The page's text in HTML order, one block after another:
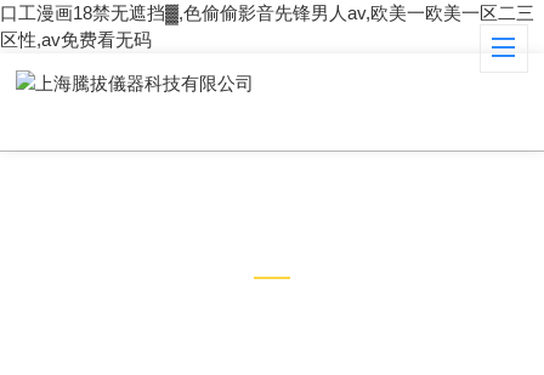
口工漫画18禁无遮挡▓,色偷偷影音先锋男人av,欧美一欧美一区二三
区性,av免费看无码